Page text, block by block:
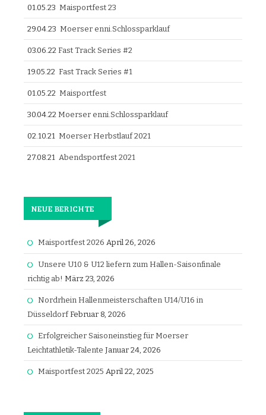
01.05.23 Maisportfest 23
29.04.23 Moerser enni.Schlossparklauf
03.06.22 Fast Track Series #2
19.05.22 Fast Track Series #1
01.05.22 Maisportfest
30.04.22 Moerser enni.Schlossparklauf
02.10.21 Moerser Herbstlauf 2021
27.08.21 Abendsportfest 2021
NEUE BERICHTE
Maisportfest 2026 April 26, 2026
Unsere U10 & U12 liefern zum Hallen-Saisonfinale
richtig ab! März 23, 2026
Nordrhein Hallenmeisterschaften U14/U16 in
Düsseldorf Februar 8, 2026
Erfolgreicher Saisoneinstieg für Moerser
Leichtathletik-Talente Januar 24, 2026
Maisportfest 2025 April 22, 2025